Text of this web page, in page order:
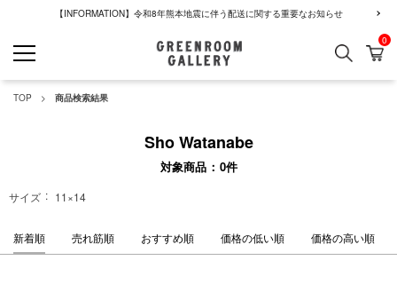
【INFORMATION】令和8年熊本地震に伴う配送に関する重要なお知らせ
検索 カ
0
TOP 商品検索結果
Sho Watanabe
対象商品 0件
サイズ 11×14
新着順 売れ筋順 おすすめ順 価格の低い順 価格の高い順